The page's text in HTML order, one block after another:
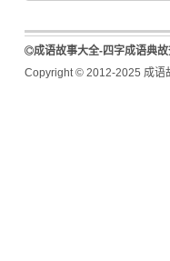
成语故事大全-四字成语典
Copyright © 2012-2025 成语